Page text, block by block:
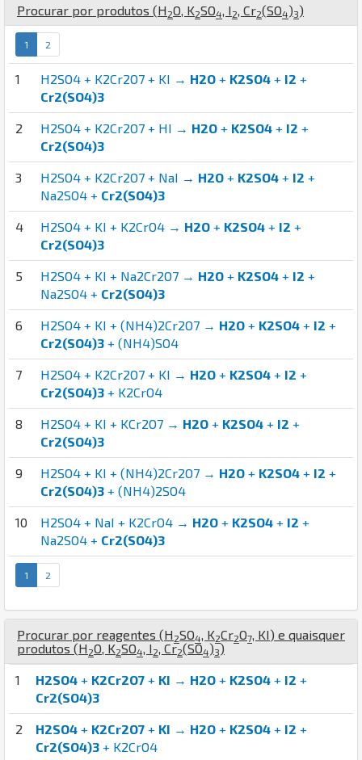
Procurar por produtos (H 2O, K2SO4, I 2, Cr2(SO4)3)
1 2
1 H2SO4 + K2Cr2O7 + KI → H2O + K2SO4 + I2 +
Cr2(SO4)3
2 H2SO4 + K2Cr2O7 + HI → H2O + K2SO4 + I2 +
Cr2(SO4)3
3 H2SO4 + K2Cr2O7 + NaI → H2O + K2SO4 + I2 +
Na2SO4 + Cr2(SO4)3
4 H2SO4 + KI + K2CrO4 → H2O + K2SO4 + I2 +
Cr2(SO4)3
5 H2SO4 + KI + Na2Cr2O7 → H2O + K2SO4 + I2 +
Na2SO4 + Cr2(SO4)3
6 H2SO4 + KI + (NH4)2Cr2O7 → H2O + K2SO4 + I2 +
Cr2(SO4)3 + (NH4)SO4
7 H2SO4 + K2Cr2O7 + KI → H2O + K2SO4 + I2 +
Cr2(SO4)3 + K2CrO4
8 H2SO4 + KI + KCr2O7 → H2O + K2SO4 + I2 +
Cr2(SO4)3
9 H2SO4 + KI + (NH4)2Cr2O7 → H2O + K2SO4 + I2 +
Cr2(SO4)3 + (NH4)2SO4
10 H2SO4 + NaI + K2CrO4 → H2O + K2SO4 + I2 +
Na2SO4 + Cr2(SO4)3
1 2
Procurar por reagentes (H 2SO4, K2Cr2O7, KI) e quaisquer
produtos (H 2O, K2SO4, I 2, Cr2(SO4)3)
1 H2SO4 + K2Cr2O7 + KI → H2O + K2SO4 + I2 +
Cr2(SO4)3
2 H2SO4 + K2Cr2O7 + KI → H2O + K2SO4 + I2 +
Cr2(SO4)3 + K2CrO4